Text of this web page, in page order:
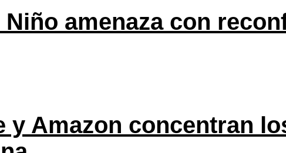
amenaza con
y Amazon concentran